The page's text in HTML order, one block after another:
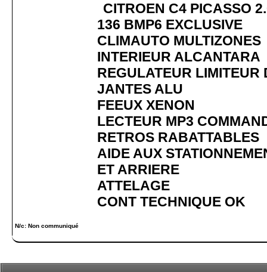
CITROEN C4 PICASSO
136 BMP6 EXCLUSIVE
CLIMAUTO MULTIZONES
INTERIEUR ALCANTARA
REGULATEUR LIMITEUR
JANTES ALU
FEEUX XENON
LECTEUR MP3
RETROS RABATTABLES
AIDE AUX
ET ARRIERE
ATTELAGE
CONT TECHNIQUE OK
N/c: Non communiqué